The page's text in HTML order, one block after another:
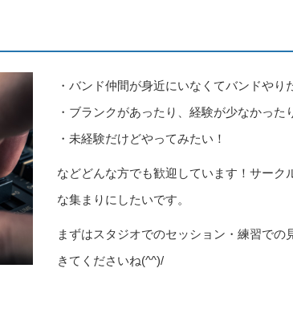
・バンド仲間が身近にいなくてバンドやり
・ブランクがあったり、経験が少なかった
・未経験だけどやってみたい！
などどんな方でも歓迎しています！サーク
な集まりにしたいです。
まずはスタジオでのセッション・練習で
きてくださいね(^^)/